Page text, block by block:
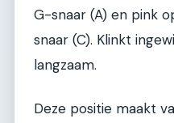
G-snaar (A) en pink
snaar (C). Klinkt
langzaam.
Deze positie maakt